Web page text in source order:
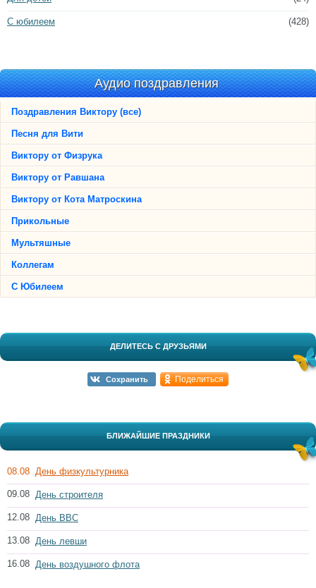
(428)
С юбилеем
Аудио поздравления
Поздравления Виктору (все)
Песня для Вити
Виктору от Физрука
Виктору от Равшана
Виктору от Кота Матроскина
Прикольные
Мультяшные
Коллегам
С Юбилеем
ДЕЛИТЕСЬ С ДРУЗЬЯМИ
Сохранить Поделиться
БЛИЖАЙШИЕ ПРАЗДНИКИ
08.08 День физкультурника
09.08 День строителя
12.08 День ВВС
13.08 День левши
16.08 День воздушного флота